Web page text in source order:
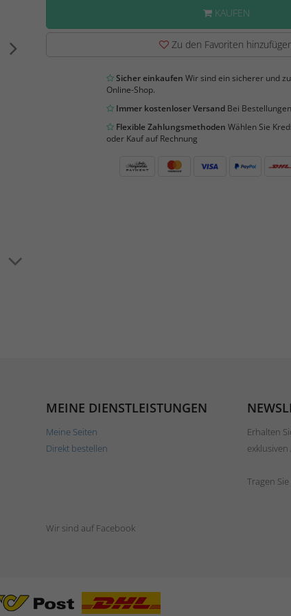
KAUFEN
Zu den Favoriten
Sicher einkaufen Wir sind ein sicherer und
Online-Shop.
Immer kostenloser VersandBei
Flexible Zahlungsmethoden Wählen Sie
oder Kauf auf Rechnung
MEINE DIENSTLEISTUNGEN
Meine Seiten
Direkt bestellen
Erhalten
Tragen
Wir sind auf Facebook